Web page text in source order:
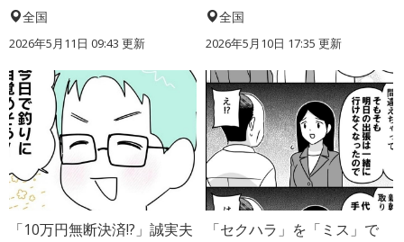
全国
2026年5月11日 09:43 更新
全国
2026年5月10日 17:35 更新
「10万円無断決済!?」誠実夫
「セクハラ」を「ミス」で